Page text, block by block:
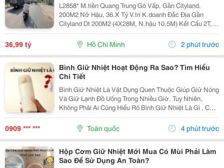
L2858* M.tiền Quang Trung Gò Vấp, Gần Cityland,
200M2 Nở Hậu, 36.X Tỷ V.trí K.doanh Đắc Địa Gần
Cityland Dt 200M2 (4X28M, N.hậu 10.5M) Kết Cấu 2T, 2
P.ngủ, 2Wc, Sân Sau Đường 24M Thông, Quy Hoạch
40M ▶️ Kết Bạn Zalo Nhận Thông Tin!
36,99 tỷ Hồ Chí Minh 2 phút trước
Bình Giữ Nhiệt Hoạt Động Ra Sao? Tìm Hiểu
Chi Tiết
Bình Giữ Nhiệt Là Vật Dụng Quen Thuộc Giúp Giữ Nóng
Và Giữ Lạnh Đồ Uống Trong Nhiều Giờ. Tuy Nhiên,
Không Phải Ai Cũng Hiểu Rõ Bình Giữ Nhiệt Là Gì , Cấu
Tạo Ra Sao Và Vì Sao Sản Phẩm Có Thể Duy Trì Nhiệt
Độ Lâu Như Vậy. Bài Viết Dưới Đây Sẽ Giúp Bạn...
0909 *** *** Toàn quốc 4 phút trước
Hộp Cơm Giữ Nhiệt Mới Mua Có Mùi Phải Làm
Sao Để Sử Dụng An Toàn?